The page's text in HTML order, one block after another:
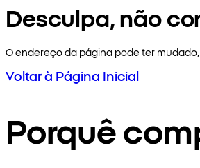
Desculpa, não
O endereço da página pode ter
Voltar à Página Inicial
Porquê